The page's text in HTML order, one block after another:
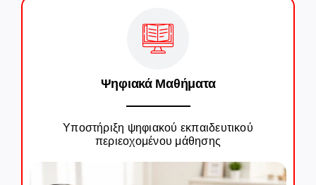
Ψηφιακά Μαθήματα
Υποστήριξη ψηφιακού εκπαιδευτικού
περιεοχομένου μάθησης